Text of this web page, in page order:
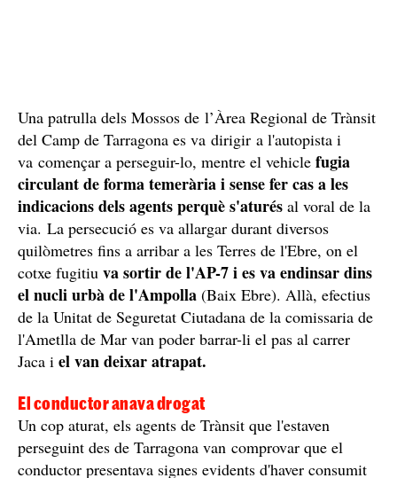
Una patrulla dels Mossos de l’Àrea Regional de Trànsit
del Camp de Tarragona es va dirigir a l'autopista i
va començar a perseguir-lo, mentre el vehicle fugia
circulant de forma temerària i sense fer cas a les
indicacions dels agents perquè s'aturés al voral de la
via. La persecució es va allargar durant diversos
quilòmetres fins a arribar a les Terres de l'Ebre, on el
cotxe fugitiu va sortir de l'AP-7 i es va endinsar dins
el nucli urbà de l'Ampolla (Baix Ebre). Allà, efectius
de la Unitat de Seguretat Ciutadana de la comissaria de
l'Ametlla de Mar van poder barrar-li el pas al carrer
Jaca i el van deixar atrapat.